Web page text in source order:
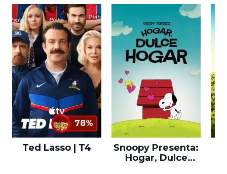
78%
Ted Lasso | T4
Snoopy Presenta:
Hogar, Dulce